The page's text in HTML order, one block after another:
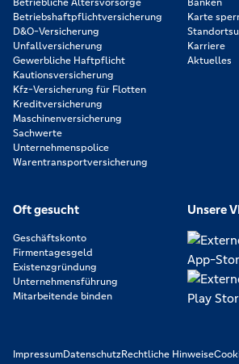
Betriebshaftpflichtversicherung
D&O-Versicherung
Unfallversicherung
Gewerbliche Haftpflicht
Kautionsversicherung
Kfz-Versicherung für Flotten
Kreditversicherung
Maschinenversicherung
Sachwerte
Unternehmenspolice
Warentransportversicherung
Karte
Karriere
Aktuelles
Oft gesucht
Geschäftskonto
Firmentagesgeld
Existenzgründung
Unternehmensführung
Mitarbeitende binden
Unsere
ImpressumDatenschutzRechtliche Hinweise